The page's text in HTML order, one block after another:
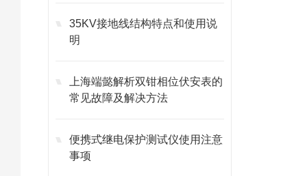
35KV接地线结构特点和使用说
明
上海端懿解析双钳相位伏安表的
常见故障及解决方法
便携式继电保护测试仪使用注意
事项